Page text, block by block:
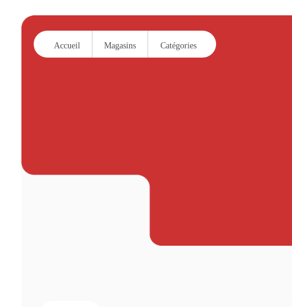
Accueil Magasins Catégories